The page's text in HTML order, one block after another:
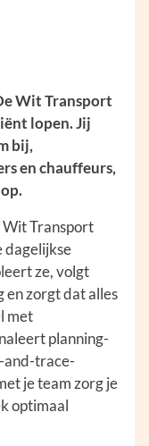
Wit Transport
lopen. Jij
bij,
en chauffeurs,
Wit Transport
dagelijkse
ze, volgt
en zorgt dat alles
met
planning-
and-trace-
je team zorg je
optimaal